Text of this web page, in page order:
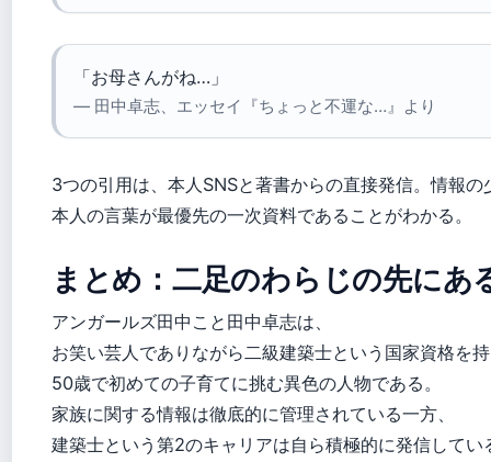
「お母さんがね…」
— 田中卓志、エッセイ『ちょっと不運な…』より
3つの引用は、本人SNSと著書からの直接発信。情報の
本人の言葉が最優先の一次資料であることがわかる。
まとめ：二足のわらじの先にあ
アンガールズ田中こと田中卓志は、
お笑い芸人でありながら二級建築士という国家資格を
50歳で初めての子育てに挑む異色の人物である。
家族に関する情報は徹底的に管理されている一方、
建築士という第2のキャリアは自ら積極的に発信してい